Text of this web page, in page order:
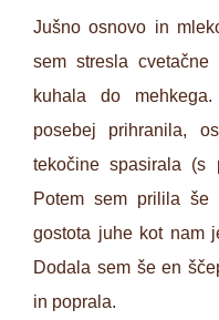
Jušno osnovo in
sem stresla
kuhala do
posebej prihranila,
tekočine spasirala (s
Potem sem prilila še
gostota juhe kot nam
Dodala sem še en
in poprala.